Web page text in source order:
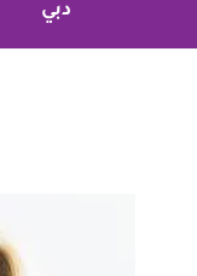
دبي